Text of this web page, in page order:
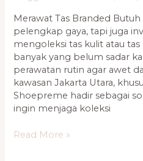
Merawat Tas Branded
pelengkap gaya, tapi juga
mengoleksi tas kulit atau tas
banyak yang belum sadar
perawatan rutin agar awet
kawasan Jakarta Utara,
Shoepreme hadir sebagai
ingin menjaga koleksi
Read More »